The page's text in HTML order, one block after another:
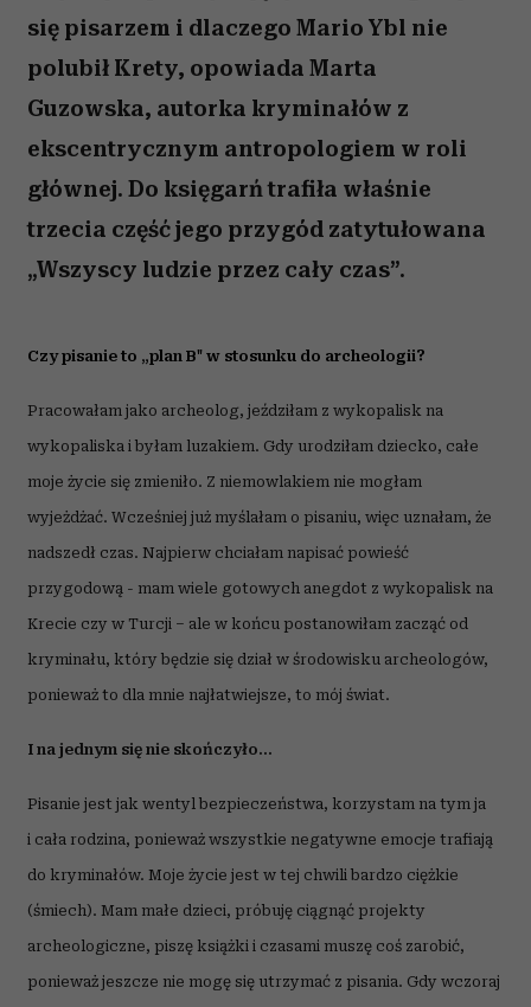
się pisarzem i dlaczego Mario Ybl nie
polubił Krety, opowiada Marta
Guzowska, autorka kryminałów z
ekscentrycznym antropologiem w roli
głównej. Do księgarń trafiła właśnie
trzecia część jego przygód zatytułowana
„Wszyscy ludzie przez cały czas”.
Czy pisanie to „plan B" w stosunku do archeologii?
Pracowałam jako archeolog, jeździłam z wykopalisk na
wykopaliska i byłam luzakiem. Gdy urodziłam dziecko, całe
moje życie się zmieniło. Z niemowlakiem nie mogłam
wyjeżdżać. Wcześniej już myślałam o pisaniu, więc uznałam, że
nadszedł czas. Najpierw chciałam napisać powieść
przygodową - mam wiele gotowych anegdot z wykopalisk na
Krecie czy w Turcji – ale w końcu postanowiłam zacząć od
kryminału, który będzie się dział w środowisku archeologów,
ponieważ to dla mnie najłatwiejsze, to mój świat.
I na jednym się nie skończyło...
Pisanie jest jak wentyl bezpieczeństwa, korzystam na tym ja
i cała rodzina, ponieważ wszystkie negatywne emocje trafiają
do kryminałów. Moje życie jest w tej chwili bardzo ciężkie
(śmiech). Mam małe dzieci, próbuję ciągnąć projekty
archeologiczne, piszę książki i czasami muszę coś zarobić,
ponieważ jeszcze nie mogę się utrzymać z pisania. Gdy wczoraj